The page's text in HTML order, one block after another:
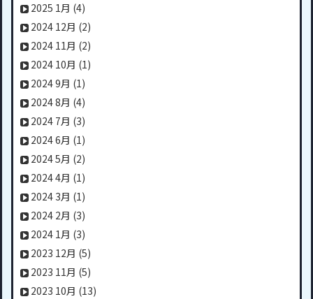
2025 1月 (4)
2024 12月 (2)
2024 11月 (2)
2024 10月 (1)
2024 9月 (1)
2024 8月 (4)
2024 7月 (3)
2024 6月 (1)
2024 5月 (2)
2024 4月 (1)
2024 3月 (1)
2024 2月 (3)
2024 1月 (3)
2023 12月 (5)
2023 11月 (5)
2023 10月 (13)